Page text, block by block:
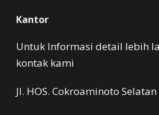
Kantor
Untuk Informasi detail lebih
kontak kami
Jl. HOS. Cokroaminoto